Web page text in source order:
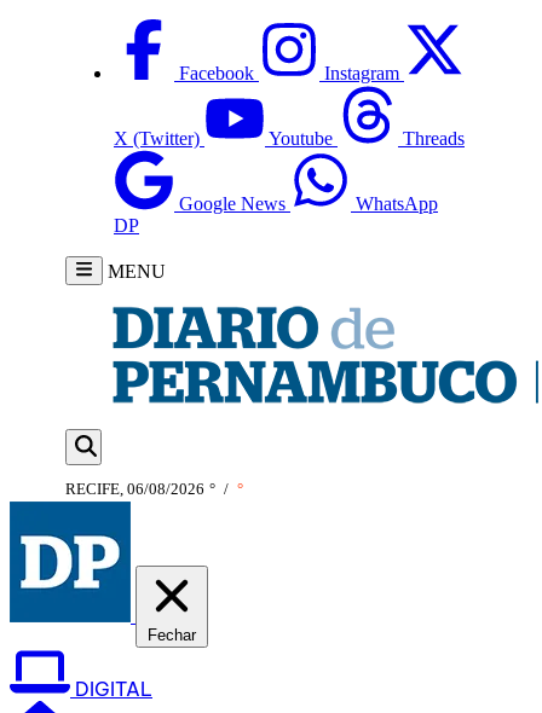
Facebook Instagram
X (Twitter) Youtube Threads
Google News
WhatsApp
DP
MENU
RECIFE, 06/08/2026 ° / °
Fechar
DIGITAL